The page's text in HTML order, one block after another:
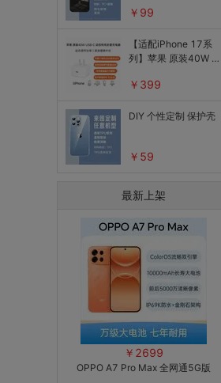
￥99
【适配iPhone 17系
列】苹果 原装40W U
电器 最高60W
￥399
DIY 个性定制 保护壳
￥59
最新上架
￥2699
OPPO A7 Pro Max 全网通5G版